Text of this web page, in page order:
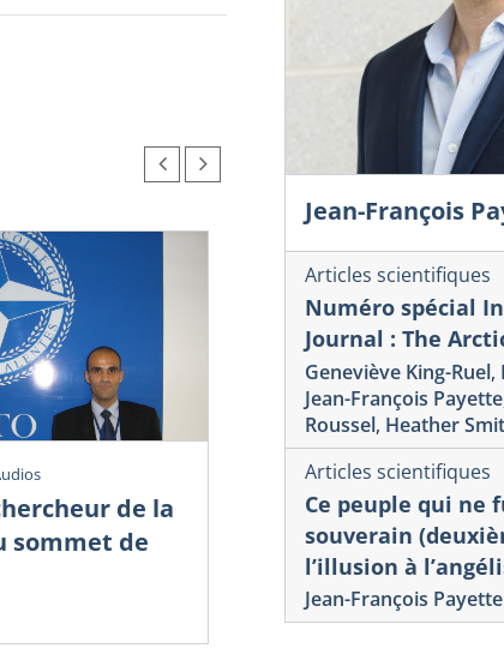
de la
sommet de
Ouvrages
Mission Paris. Les
ambassadeurs du
France et le
Québec-Paris
Jean-François
Articles scientifiques
Numéro spécial
Journal : The
Geneviève King-Ruel,
Jean-François Payette
Roussel, Heather
Articles scientifiques
Ce peuple qui ne
souverain
l’illusion à
Jean-François Payette